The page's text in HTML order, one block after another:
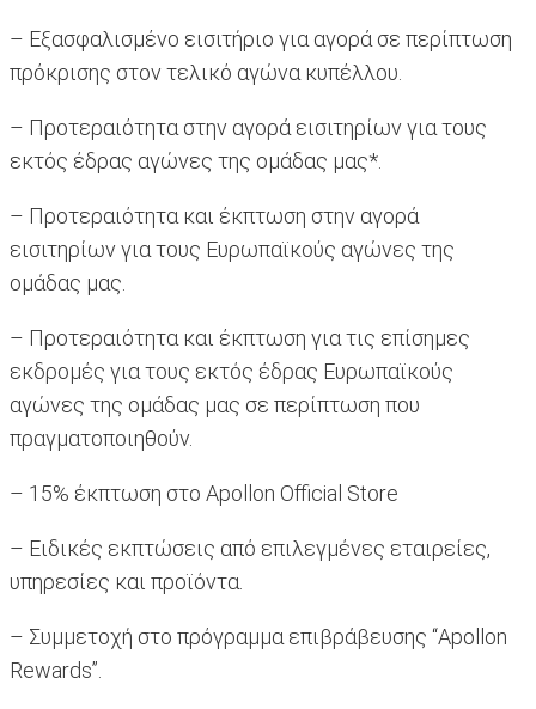
– Εξασφαλισμένο εισιτήριο για αγορά σε περίπτωση
πρόκρισης στον τελικό αγώνα κυπέλλου.
– Προτεραιότητα στην αγορά εισιτηρίων για τους
εκτός έδρας αγώνες της ομάδας μας*.
– Προτεραιότητα και έκπτωση στην αγορά
εισιτηρίων για τους Ευρωπαϊκούς αγώνες της
ομάδας μας.
– Προτεραιότητα και έκπτωση για τις επίσημες
εκδρομές για τους εκτός έδρας Ευρωπαϊκούς
αγώνες της ομάδας μας σε περίπτωση που
πραγματοποιηθούν.
– 15% έκπτωση στο Apollon Official Store
– Ειδικές εκπτώσεις από επιλεγμένες εταιρείες,
υπηρεσίες και προϊόντα.
– Συμμετοχή στο πρόγραμμα επιβράβευσης “Apollon
Rewards”.